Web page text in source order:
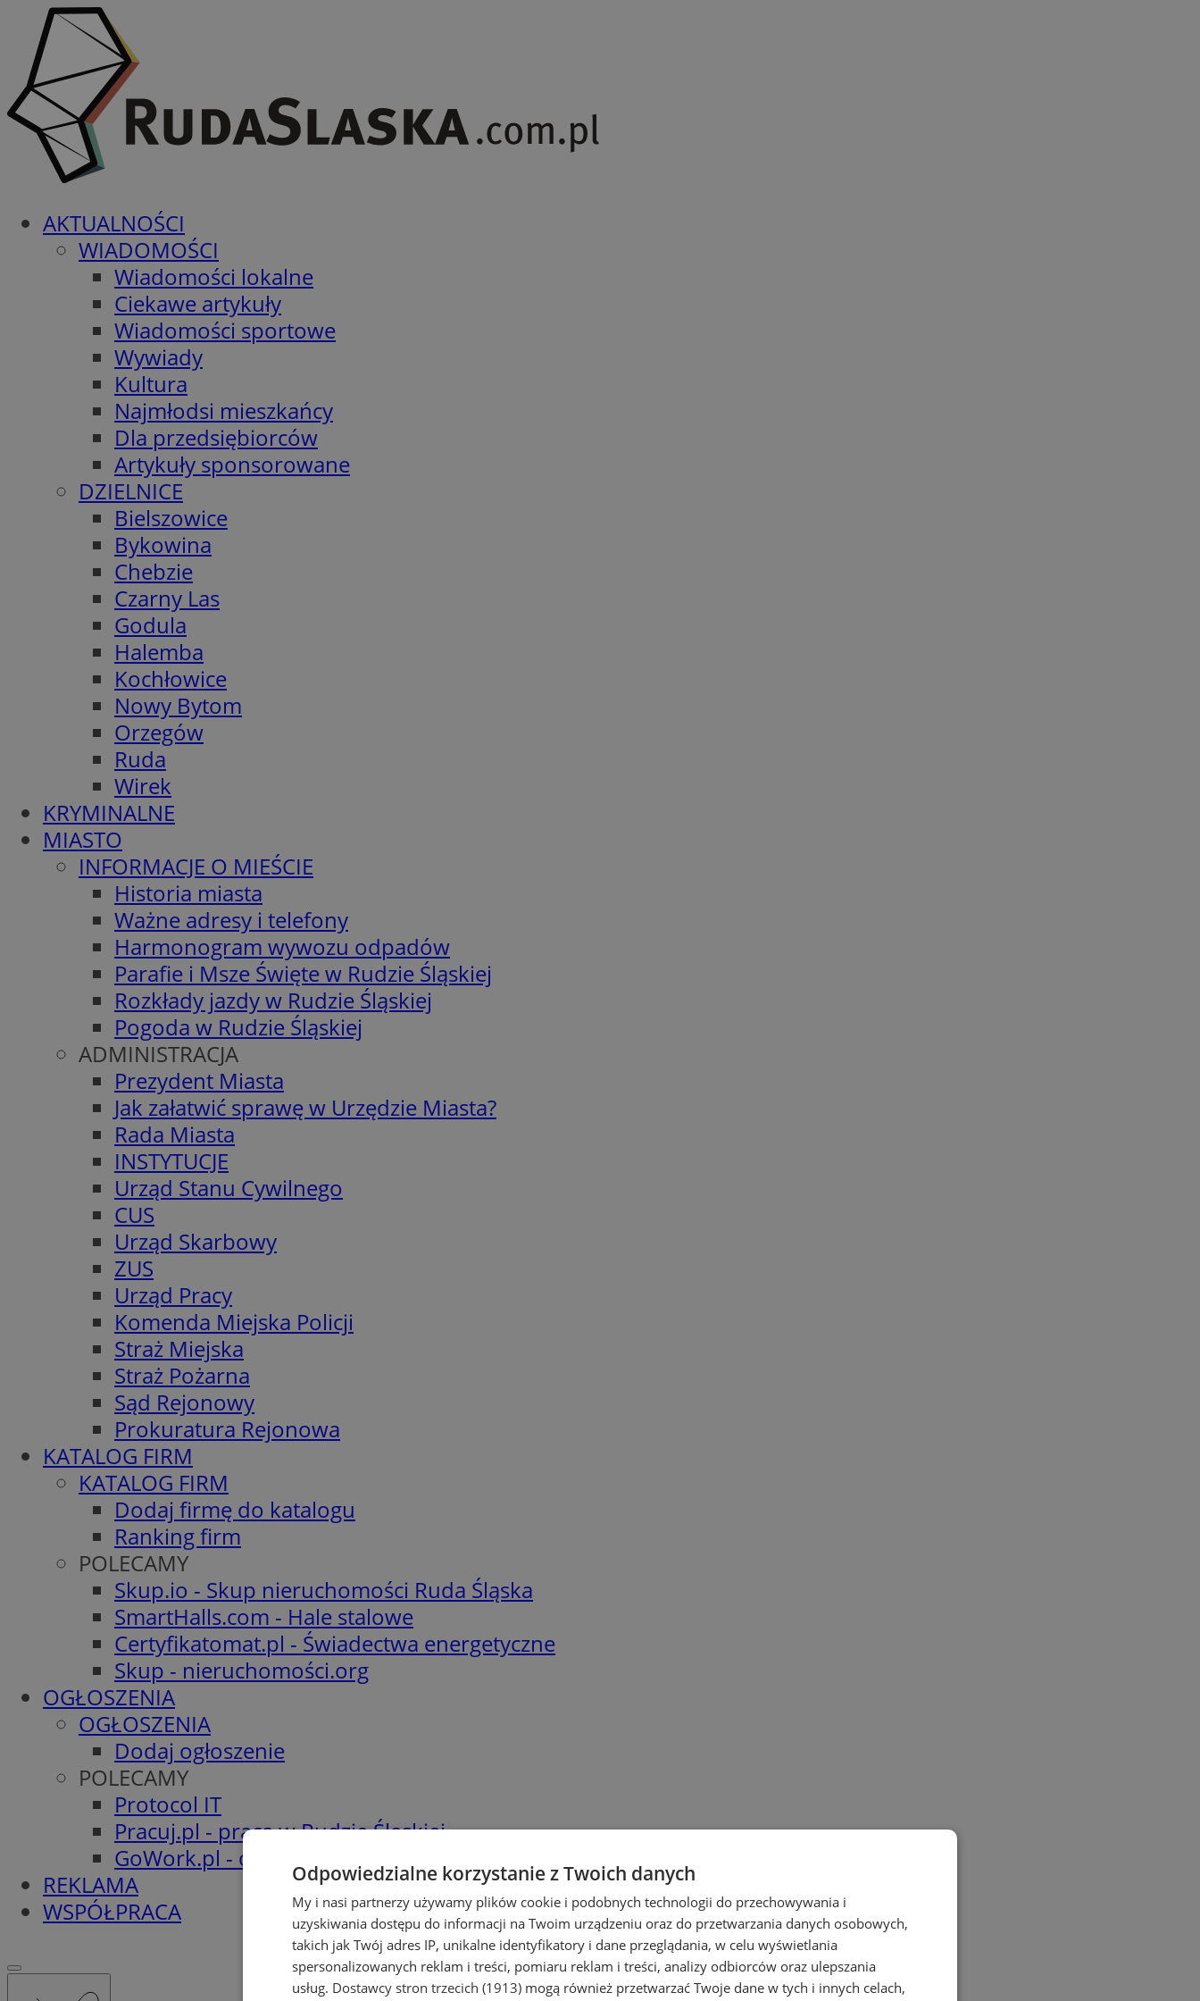
AKTUALNOŚCI
WIADOMOŚCI
Wiadomości lokalne
Ciekawe artykuły
Wiadomości sportowe
Wywiady
Kultura
Najmłodsi mieszkańcy
Dla przedsiębiorców
Artykuły sponsorowane
DZIELNICE
Bielszowice
Bykowina
Chebzie
Czarny Las
Godula
Halemba
Kochłowice
Nowy Bytom
Orzegów
Ruda
Wirek
KRYMINALNE
MIASTO
INFORMACJE O MIEŚCIE
Historia miasta
Ważne adresy i telefony
Harmonogram wywozu odpadów
Parafie i Msze Święte w Rudzie Śląskiej
Rozkłady jazdy w Rudzie Śląskiej
Pogoda w Rudzie Śląskiej
ADMINISTRACJA
Prezydent Miasta
Jak załatwić sprawę w Urzędzie Miasta?
Rada Miasta
INSTYTUCJE
Urząd Stanu Cywilnego
CUS
Urząd Skarbowy
ZUS
Urząd Pracy
Komenda Miejska Policji
Straż Miejska
Straż Pożarna
Sąd Rejonowy
Prokuratura Rejonowa
KATALOG FIRM
KATALOG FIRM
Dodaj firmę do katalogu
Ranking firm
POLECAMY
Skup.io - Skup nieruchomości Ruda Śląska
SmartHalls.com - Hale stalowe
Certyfikatomat.pl - Świadectwa energetyczne
Skup - nieruchomości.org
OGŁOSZENIA
OGŁOSZENIA
Dodaj ogłoszenie
POLECAMY
Protocol IT
Pracuj.pl - praca w Rudzie Śląskiej
GoWork.pl - oferty pracy
REKLAMA
WSPÓŁPRACA
Odpowiedzialne korzystanie z Twoich danych
My i nasi partnerzy używamy plików cookie i podobnych technologii do przechowywania i
uzyskiwania dostępu do informacji na Twoim urządzeniu oraz do przetwarzania danych osobowych,
takich jak Twój adres IP, unikalne identyfikatory i dane przeglądania, w celu wyświetlania
spersonalizowanych reklam i treści, pomiaru reklam i treści, analizy odbiorców oraz ulepszania
usług. Dostawcy stron trzecich (1913) mogą również przetwarzać Twoje dane w tych i innych celach,